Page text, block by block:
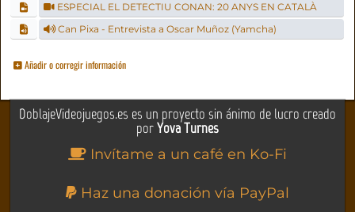
ESPECIAL EL DETECTIU CONAN: 20 ANYS EN CATALÀ
Can Pixa - Entrevista a Oscar Muñoz (Yamcha)
Añadir o corregir información
DoblajeVideojuegos.es es un proyecto sin ánimo de lucro creado
porYova Turnes
Invítame a un café en Ko-Fi
Haz una donación vía PayPal